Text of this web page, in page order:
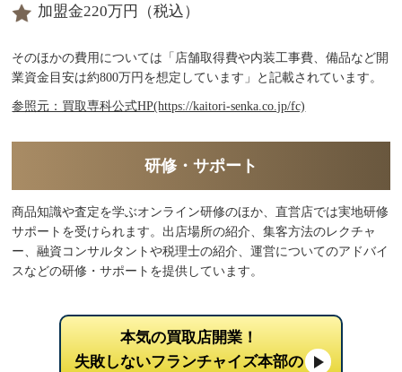
加盟金220万円（税込）
そのほかの費用については「店舗取得費や内装工事費、備品など開
業資金目安は約800万円を想定しています」と記載されています。
参照元：買取専科公式HP(https://kaitori-senka.co.jp/fc)
研修・サポート
商品知識や査定を学ぶオンライン研修のほか、直営店では実地研修
サポートを受けられます。出店場所の紹介、集客方法のレクチャ
ー、融資コンサルタントや税理士の紹介、運営についてのアドバイ
スなどの研修・サポートを提供しています。
本気の買取店開業！
失敗しないフランチャイズ本部の